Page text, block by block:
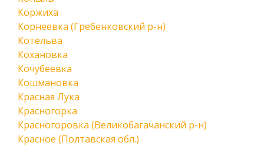
Коржиха
Корнеевка (Гребенковский р-н)
Котельва
Кохановка
Кочубеевка
Кошмановка
Красная Лука
Красногорка
Красногоровка (Великобагачанский р-н)
Красное (Полтавская обл.)